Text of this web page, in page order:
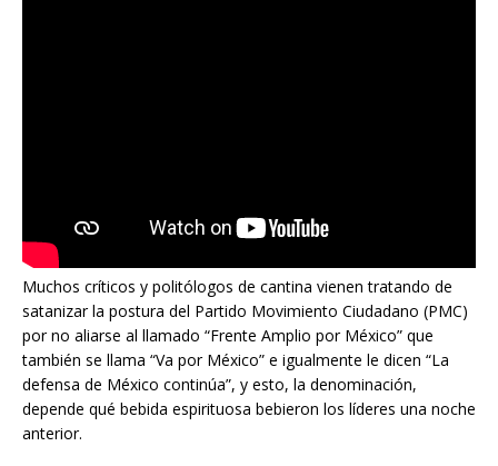
Muchos críticos y politólogos de cantina vienen tratando de
satanizar la postura del Partido Movimiento Ciudadano (PMC)
por no aliarse al llamado “Frente Amplio por México” que
también se llama “Va por México” e igualmente le dicen “La
defensa de México continúa”, y esto, la denominación,
depende qué bebida espirituosa bebieron los líderes una noche
anterior.